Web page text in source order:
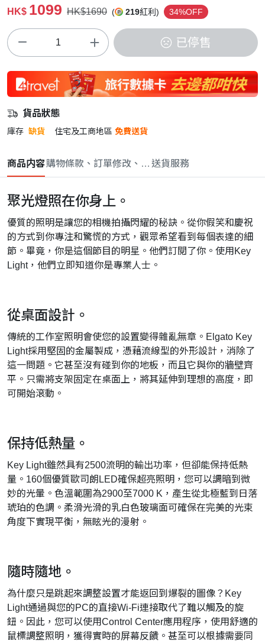
HK$ 1099 HK$1690 ( 219紅利) 34%OFF
已停售
貨品狀態
庫存 缺貨 住宅及工商地區 免費送貨
商品内容購物條款、訂單修改、取消與退款政策
送貨服務
聚光燈照在你身上。
優質的照明是讓您的相機拍攝閃耀的秘訣。 從你假笑和慶祝
的方式到你專注和驚慌的方式，觀眾希望看到每個表達的細
節。 畢竟，你是這個節目的明星。 他們訂閱了你。 使用Key
Light，他們立即知道你是專業人士。
從桌面設計。
傳統的工作室照明會使您的設置變得雜亂無章。 Elgato Key
Light採用堅固的金屬製成，憑藉流線型的外形設計，消除了
這一問題。 它甚至沒有碰到你的地板，而且它與你的牆壁齊
平。 只需將支架固定在桌面上，將其延伸到理想的高度，即
可開始滾動。
保持低熱量。
Key Light雖然具有2500流明的輸出功率，但卻能保持低熱
量。 160個優質歐司朗LED確保超亮照明，您可以調暗到微
妙的光暈。 色溫範圍為2900至7000 K，產生從北極藍到日落
琥珀的色調。 柔滑光滑的乳白色玻璃面可確保在完美的光束
角度下實現平衡，無眩光的漫射。
隨時隨地。
為什麼只是跳起來調整設置才能返回到爆裂的圖像？ Key
Light通過與您的PC的直接Wi-Fi連接取代了難以觸及的旋
鈕。 因此，您可以使用Control Center應用程序，使用舒適的
鼠標調整照明，獲得實時的屏幕反饋。 甚至可以根據需要同